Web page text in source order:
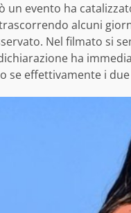
un evento ha
alcuni
Nel filmato si
ha
se effettivamente i